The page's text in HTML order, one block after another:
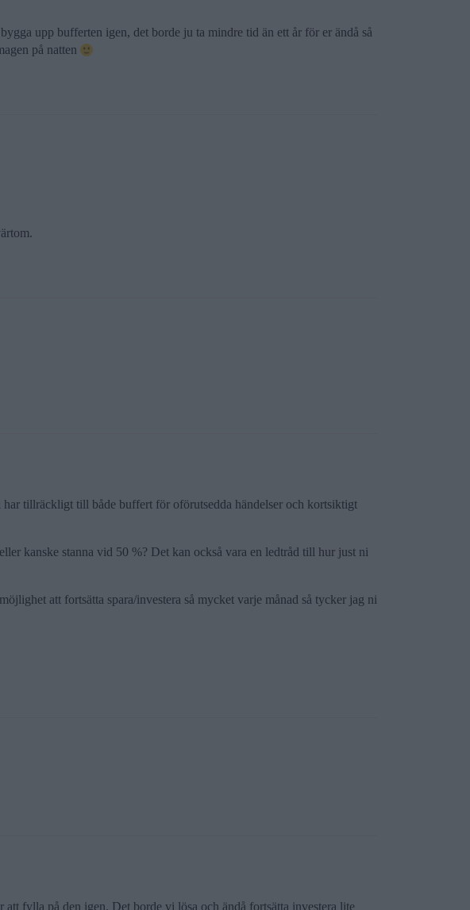
upp bufferten igen, det borde ju ta mindre tid än ett år för er ändå så
på natten
tillräckligt till både buffert för oförutsedda händelser och kortsiktigt
kanske stanna vid 50 %? Det kan också vara en ledtråd till hur just ni
att fortsätta spara/investera så mycket varje månad så tycker jag ni
fylla på den igen. Det borde vi lösa och ändå fortsätta investera lite